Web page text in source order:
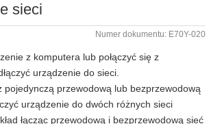
sieci
Numer dokumentu: E70Y-020
z komputera lub połączyć się z
urządzenie do sieci.
pojedynczą przewodową lub bezprzewodową
urządzenie do dwóch różnych sieci
łącząc przewodową i bezprzewodową sieć